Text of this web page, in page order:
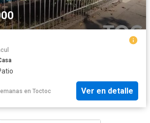
en Toctoc Ver en detalle